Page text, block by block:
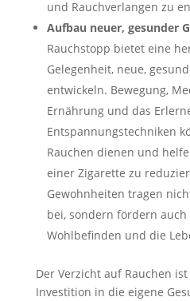
und Rauchverlangen zu
Aufbau neuer, gesunder
Rauchstopp bietet eine
Gelegenheit, neue,
entwickeln. Bewegung,
Ernährung und das
Entspannungstechniken
Rauchen dienen und
einer Zigarette zu
Gewohnheiten tragen
bei, sondern fördern auch
Wohlbefinden und die
Der Verzicht auf Rauchen
Investition in die eigene